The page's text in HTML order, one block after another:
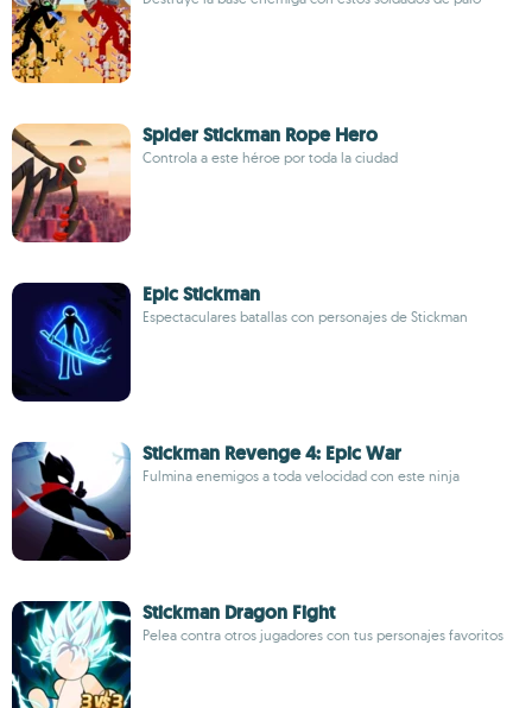
Spider Stickman Rope Hero
Controla a este héroe por toda la ciudad
Epic Stickman
Espectaculares batallas con personajes de Stickman
Stickman Revenge 4: Epic War
Fulmina enemigos a toda velocidad con este ninja
Stickman Dragon Fight
Pelea contra otros jugadores con tus personajes favoritos